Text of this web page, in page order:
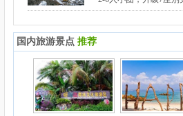
国内旅游景点 推荐